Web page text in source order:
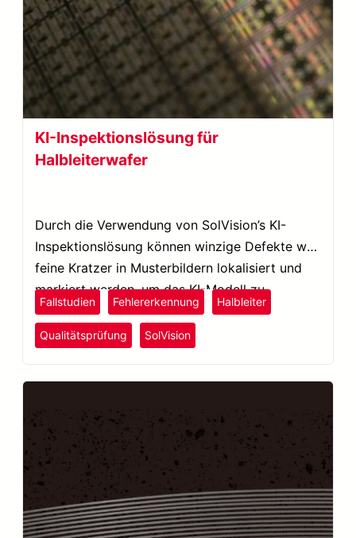
KI-Inspektionslösung für
Halbleiterwafer
Durch die Verwendung von SolVision’s KI-
Inspektionslösung können winzige Defekte wie
feine Kratzer in Musterbildern lokalisiert und
markiert werden, um das KI-Modell zu
trainieren.
Fallstudien Fehlererkennung Halbleiter
Qualitätsprüfung SolVision